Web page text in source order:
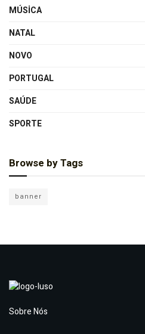
MÚSICA
NATAL
NOVO
PORTUGAL
SAÚDE
SPORTE
Browse by Tags
banner
Sobre Nós